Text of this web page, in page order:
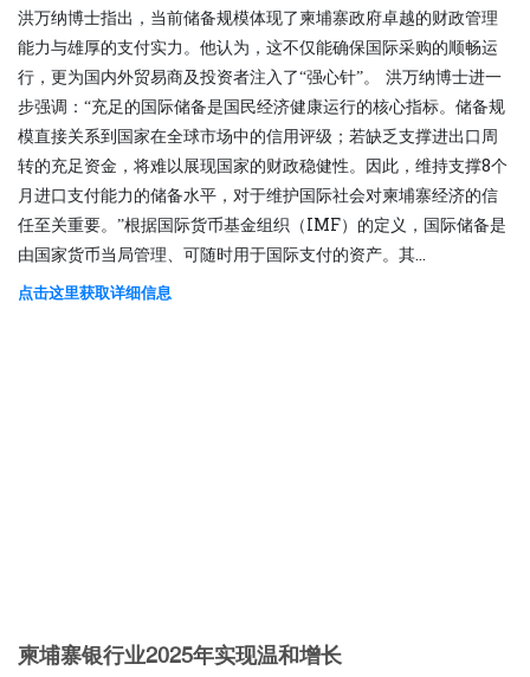
洪万纳博士指出，当前储备规模体现了柬埔寨政府卓越的财政管理
能力与雄厚的支付实力。他认为，这不仅能确保国际采购的顺畅运
行，更为国内外贸易商及投资者注入了“强心针”。 洪万纳博士进一
步强调：“充足的国际储备是国民经济健康运行的核心指标。储备规
模直接关系到国家在全球市场中的信用评级；若缺乏支撑进出口周
转的充足资金，将难以展现国家的财政稳健性。因此，维持支撑8个
月进口支付能力的储备水平，对于维护国际社会对柬埔寨经济的信
任至关重要。”根据国际货币基金组织（IMF）的定义，国际储备是
由国家货币当局管理、可随时用于国际支付的资产。其...
点击这里获取详细信息
柬埔寨银行业2025年实现温和增长